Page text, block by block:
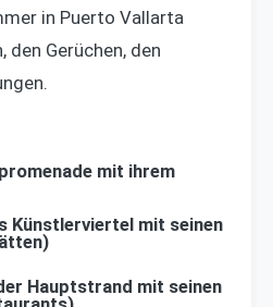
in Puerto Vallarta
den Gerüchen, den
mit ihrem
Künstlerviertel mit seinen
Hauptstrand mit seinen